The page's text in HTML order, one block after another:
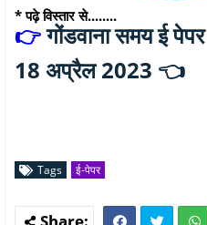
* पढ़े विस्तार से........
👉गोंडवाना समय ई पेपर
18 अप्रैल 2023 👈
Tags ई-पेपर